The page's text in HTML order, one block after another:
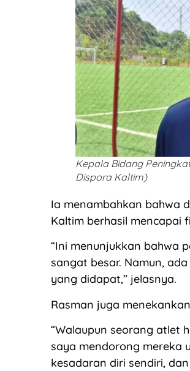
Kepala Bidang
Dispora Kaltim)
Ia menambahkan bahwa
Kaltim berhasil mencapai
“Ini menunjukkan bahwa
sangat besar. Namun,
yang didapat,” jelasnya.
Rasman juga
“Walaupun seorang atlet
saya mendorong mereka
kesadaran diri sendiri,